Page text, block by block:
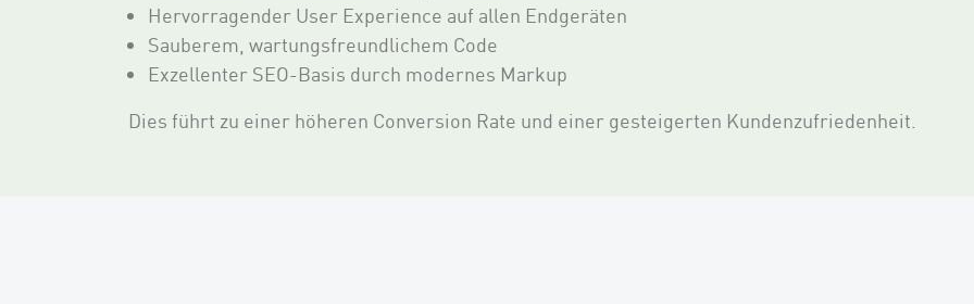
Hervorragender User Experience auf allen Endgeräten
Sauberem, wartungsfreundlichem Code
Exzellenter SEO-Basis durch modernes Markup
Dies führt zu einer höheren Conversion Rate und einer gesteigerten Kundenzufriedenheit.